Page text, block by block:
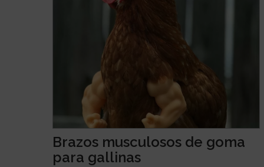
Brazos musculosos de goma
para gallinas